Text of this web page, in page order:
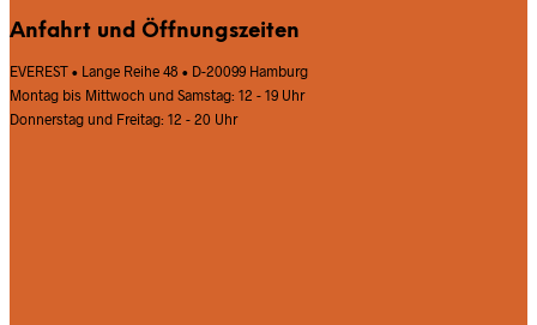
Anfahrt und Öffnungszeiten
EVEREST • Lange Reihe 48 • D-20099 Hamburg
Montag bis Mittwoch und Samstag: 12 - 19 Uhr
Donnerstag und Freitag: 12 - 20 Uhr